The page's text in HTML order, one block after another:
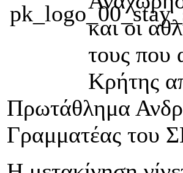
και οι
τους που
Κρήτης
Πρωτάθλημα
Γραμματέας του